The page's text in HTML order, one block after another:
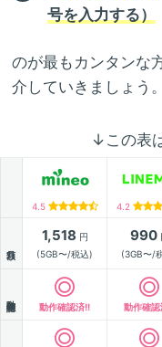
号を入力する）
のが最もカンタンな
介していきましょう。
↓この表
4.5 4.2
1,518 円
(5GB〜/税込)
990
(3GB〜/
動作確認済!! 動作確